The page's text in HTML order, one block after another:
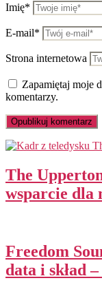
Imię*
E-mail*
Strona internetowa
Zapamiętaj moje
komentarzy.
The
wsparcie dla
Freedom
data i skład